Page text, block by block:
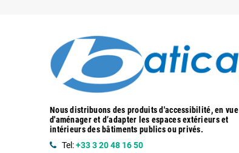
Nous distribuons des produits d'accessibilité, en vue
d'aménager et d’adapter les espaces extérieurs et
intérieurs des bâtiments publics ou privés.
Tel:+33 3 20 48 16 50